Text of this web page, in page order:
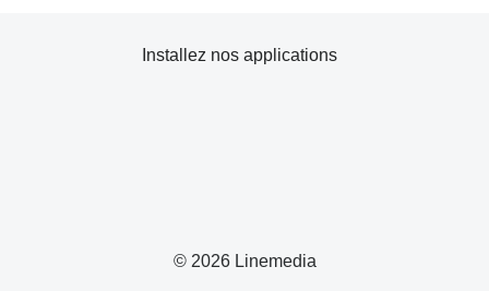
© 2026 Linemedia
Installez nos applications